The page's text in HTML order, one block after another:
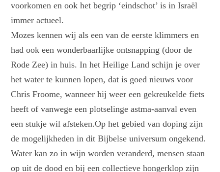
voorkomen en ook het begrip ‘eindschot’ is in Israël
immer actueel.
Mozes kennen wij als een van de eerste klimmers en
had ook een wonderbaarlijke ontsnapping (door de
Rode Zee) in huis. In het Heilige Land schijn je over
het water te kunnen lopen, dat is goed nieuws voor
Chris Froome, wanneer hij weer een gekreukelde fiets
heeft of vanwege een plotselinge astma-aanval even
een stukje wil afsteken.Op het gebied van doping zijn
de mogelijkheden in dit Bijbelse universum ongekend.
Water kan zo in wijn worden veranderd, mensen staan
op uit de dood en bij een collectieve hongerklop zijn